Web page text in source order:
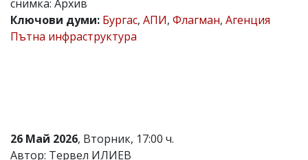
Коментарите
под
статиите
носи
отговорност
снимка: Архив
Ключови думи: Бургас, АПИ, Флагман, Агенция
Пътна инфраструктура
26 Май 2026, Вторник, 17:00 ч.
Автор: Тервел ИЛИЕВ